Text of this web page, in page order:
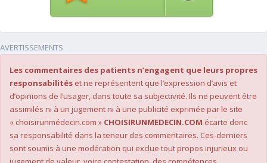
AVERTISSEMENTS
Les commentaires des patients n’engagent que leurs propres
responsabilités et ne représentent que l’expression d’avis et
d’opinions de l’usager, dans toute sa subjectivité. Ils ne peuvent être
assimilés ni à un jugement ni à une publicité exprimée par le site
« choisirunmédecin.com » CHOISIRUNMEDECIN.COM écarte donc
sa responsabilité dans la teneur des commentaires. Ces-derniers
sont soumis à une modération qui exclue tout propos injurieux ou